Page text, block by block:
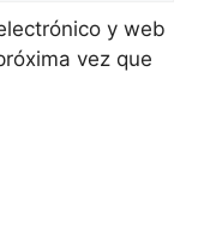
y web
vez que